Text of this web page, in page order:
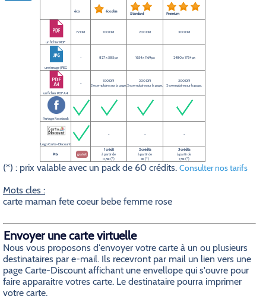
éco éco plus Standard Premium
un fichier PDF
72 DPI 100 DPI 200 DPI 300 DPI
une image JPEG
- 827 x 585 px 1654 x 1169 px 2480 x 1754 px
un fichier PDF A4
-
100 DPI
2 exemplaires sur la page.
200 DPI
2 exemplaires sur la page.
300 DPI
2 exemplaires sur la page.
Partage Facebook
Logo Carte-Discount
- - -
Prix gratuit
1 crédit
à partir de
0,5€ (*)
2 crédits
à partir de
1€ (*)
3 crédits
à partir de
1,5€ (*)
(*) : prix valable avec un pack de 60 crédits. Consulter nos tarifs
Mots cles :
carte maman fete coeur bebe femme rose
Envoyer une carte virtuelle
Nous vous proposons d'envoyer votre carte à un ou plusieurs
destinataires par e-mail. Ils recevront par mail un lien vers une
page Carte-Discount affichant une envellope qui s'ouvre pour
faire apparaitre votres carte. Le destinataire pourra imprimer
votre carte.